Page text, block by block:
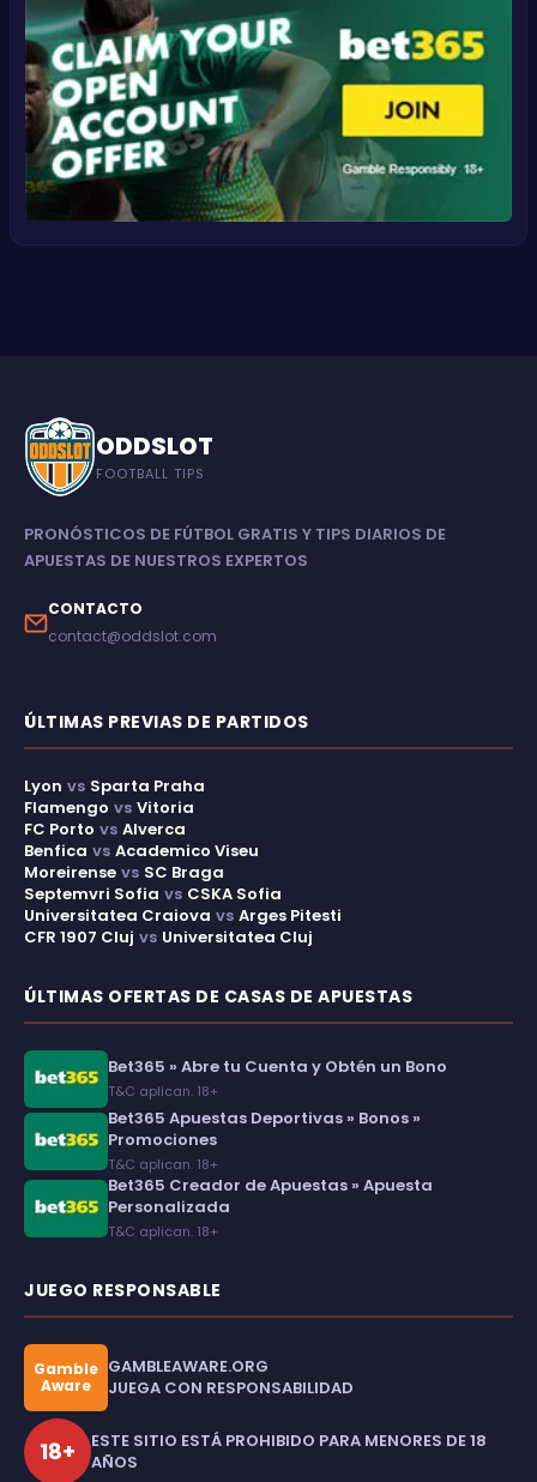
ODDSLOT
FOOTBALL TIPS
PRONÓSTICOS DE FÚTBOL GRATIS Y TIPS DIARIOS DE
APUESTAS DE NUESTROS EXPERTOS
CONTACTO
contact@oddslot.com
ÚLTIMAS PREVIAS DE PARTIDOS
Lyon vs Sparta Praha
Flamengo vs Vitoria
FC Porto vs Alverca
Benfica vs Academico Viseu
Moreirense vs SC Braga
Septemvri Sofia vs CSKA Sofia
Universitatea Craiova vs Arges Pitesti
CFR 1907 Cluj vs Universitatea Cluj
ÚLTIMAS OFERTAS DE CASAS DE APUESTAS
Bet365 » Abre tu Cuenta y Obtén un Bono
T&C aplican. 18+
Bet365 Apuestas Deportivas » Bonos »
Promociones
T&C aplican. 18+
Bet365 Creador de Apuestas » Apuesta
Personalizada
T&C aplican. 18+
JUEGO RESPONSABLE
Gamble
Aware
GAMBLEAWARE.ORG
JUEGA CON RESPONSABILIDAD
18+
ESTE SITIO ESTÁ PROHIBIDO PARA MENORES DE 18
AÑOS